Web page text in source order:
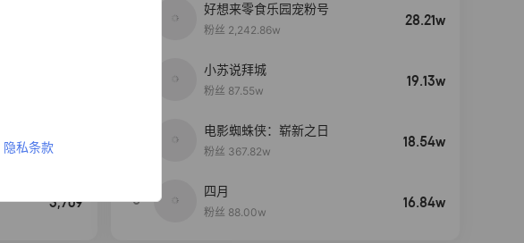
隐私条款4,154
3,709
好想来零食乐园宠粉号
粉丝 2,242.86w
28.21w
小苏说拜城
粉丝 87.55w
19.13w
电影蜘蛛侠：崭新之日
粉丝 367.82w
18.54w
5
四月
粉丝 88.00w
16.84w